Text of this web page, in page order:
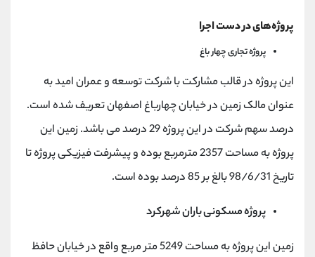
پروژه‌های در دست اجرا
پروژه تجاری چهار باغ
این پروژه در قالب مشارکت با شرکت توسعه و عمران امید به
عنوان مالک زمین در خیابان چهارباغ اصفهان تعریف شده است.
درصد سهم شرکت در این پروژه 29 درصد می باشد. زمین این
پروژه به مساحت 2357 مترمربع بوده و پیشرفت فیزیکی پروژه تا
تاریخ 98/6/31 بالغ بر 85 درصد بوده است.
پروژه مسکونی باران شهرکرد
زمین این پروژه به مساحت 5249 متر مربع واقع در خیابان حافظ